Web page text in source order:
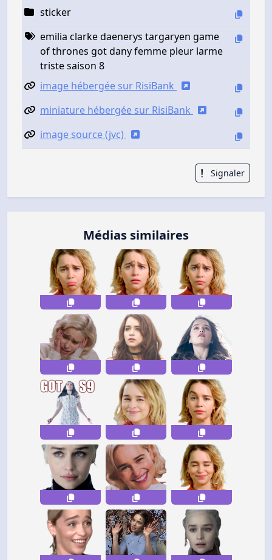
sticker
emilia clarke daenerys targaryen game
of thrones got dany femme pleur larme
triste saison 8
image hébergée sur RisiBank
miniature hébergée sur RisiBank
image source (jvc)
Signaler
Médias similaires